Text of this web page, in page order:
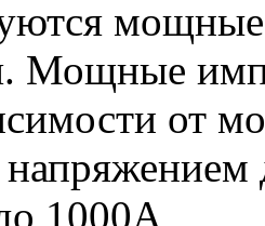
Мощные
от
1000А